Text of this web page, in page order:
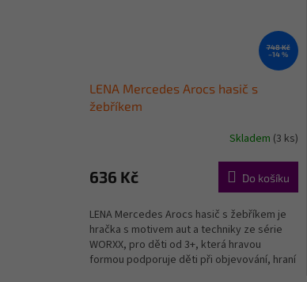
748 Kč
–14 %
LENA Mercedes Arocs hasič s
žebříkem
Skladem (3 ks)
636 Kč Do košíku
LENA Mercedes Arocs hasič s žebříkem je
hračka s motivem aut a techniky ze série
WORXX, pro děti od 3+, která hravou
formou podporuje děti při objevování, hraní